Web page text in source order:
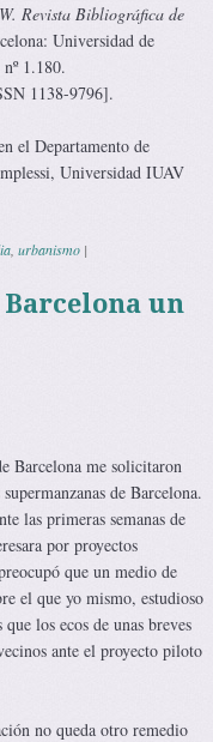
Revista Bibliográfica de
Universidad de
1.180.
1138-9796].
el Departamento de
Universidad IUAV
urbanismo |
un
Barcelona me solicitaron
de Barcelona.
las primeras semanas de
por proyectos
que un medio de
el que yo mismo, estudioso
los ecos de unas breves
ante el proyecto piloto
no queda otro remedio